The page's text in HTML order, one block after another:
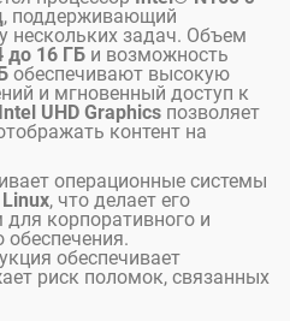
, поддерживающий
нескольких задач. Объем
до 16 ГБ и возможность
обеспечивают высокую
и мгновенный доступ к
Intel UHD Graphics позволяет
контент на
операционные системы
, что делает его
корпоративного и
обеспечения.
обеспечивает
риск поломок, связанных